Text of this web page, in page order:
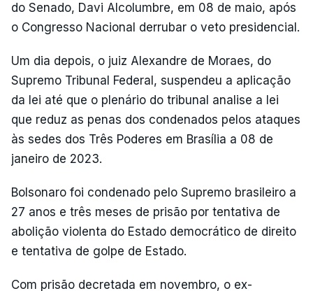
do Senado, Davi Alcolumbre, em 08 de maio, após
o Congresso Nacional derrubar o veto presidencial.
Um dia depois, o juiz Alexandre de Moraes, do
Supremo Tribunal Federal, suspendeu a aplicação
da lei até que o plenário do tribunal analise a lei
que reduz as penas dos condenados pelos ataques
às sedes dos Três Poderes em Brasília a 08 de
janeiro de 2023.
Bolsonaro foi condenado pelo Supremo brasileiro a
27 anos e três meses de prisão por tentativa de
abolição violenta do Estado democrático de direito
e tentativa de golpe de Estado.
Com prisão decretada em novembro, o ex-